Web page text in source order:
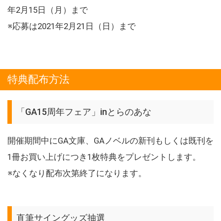
年2月15日（月）まで
※応募は2021年2月21日（日）まで
特典配布方法
「GA15周年フェア」inとらのあな
開催期間中にGA文庫、GAノベルの新刊もしくは既刊を
1冊お買い上げにつき1枚特典をプレゼントします。
※なくなり配布次第終了になります。
直筆サイングッズ抽選